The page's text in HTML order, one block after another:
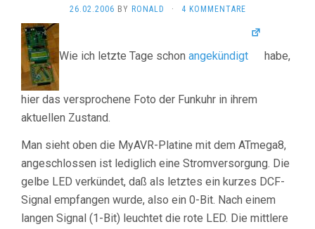
26.02.2006 BY RONALD · 4 KOMMENTARE
Wie ich letzte Tage schon angekündigt habe,
hier das versprochene Foto der Funkuhr in ihrem
aktuellen Zustand.
Man sieht oben die MyAVR-Platine mit dem ATmega8,
angeschlossen ist lediglich eine Stromversorgung. Die
gelbe LED verkündet, daß als letztes ein kurzes DCF-
Signal empfangen wurde, also ein 0-Bit. Nach einem
langen Signal (1-Bit) leuchtet die rote LED. Die mittlere